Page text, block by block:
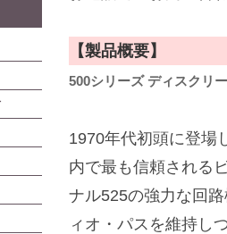
【製品概要】
500シリーズ ディスクリ
1970年代初頭に登場
内で最も信頼される
ナル525の強力な回
ィオ・パスを維持し